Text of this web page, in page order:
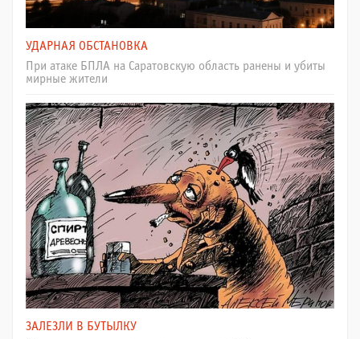
УДАРНАЯ ОБСТАНОВКА
При атаке БПЛА на Саратовскую область ранены и убиты
мирные жители
ЗАЛЕЗЛИ В БУТЫЛКУ